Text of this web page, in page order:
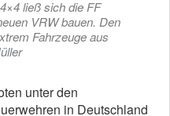
ließ sich die FF
VRW bauen. Den
Fahrzeuge aus
unter den
in Deutschland